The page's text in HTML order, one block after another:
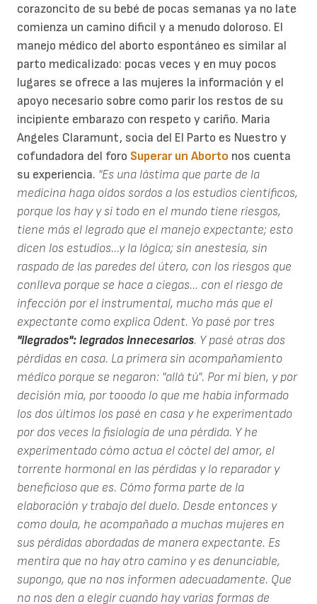
corazoncito de su bebé de pocas semanas ya no late
comienza un camino dificil y a menudo doloroso. El
manejo médico del aborto espontáneo es similar al
parto medicalizado: pocas veces y en muy pocos
lugares se ofrece a las mujeres la información y el
apoyo necesario sobre como parir los restos de su
incipiente embarazo con respeto y cariño. Maria
Angeles Claramunt, socia del El Parto es Nuestro y
cofundadora del foro Superar un Aborto nos cuenta
su experiencia. "Es una lástima que parte de la
medicina haga oidos sordos a los estudios científicos,
porque los hay y si todo en el mundo tiene riesgos,
tiene más el legrado que el manejo expectante; esto
dicen los estudios...y la lógica; sin anestesia, sin
raspado de las paredes del útero, con los riesgos que
conlleva porque se hace a ciegas... con el riesgo de
infección por el instrumental, mucho más que el
expectante como explica Odent. Yo pasé por tres
"ilegrados": legrados innecesarios. Y pasé otras dos
pérdidas en casa. La primera sin acompañamiento
médico porque se negaron: "allá tú". Por mi bien, y por
decisión mía, por tooodo lo que me había informado
los dos últimos los pasé en casa y he experimentado
por dos veces la fisiología de una pérdida. Y he
experimentado cómo actua el cóctel del amor, el
torrente hormonal en las pérdidas y lo reparador y
beneficioso que es. Cómo forma parte de la
elaboración y trabajo del duelo. Desde entonces y
como doula, he acompañado a muchas mujeres en
sus pérdidas abordadas de manera expectante. Es
mentira que no hay otro camino y es denunciable,
supongo, que no nos informen adecuadamente. Que
no nos den a elegir cuando hay varias formas de